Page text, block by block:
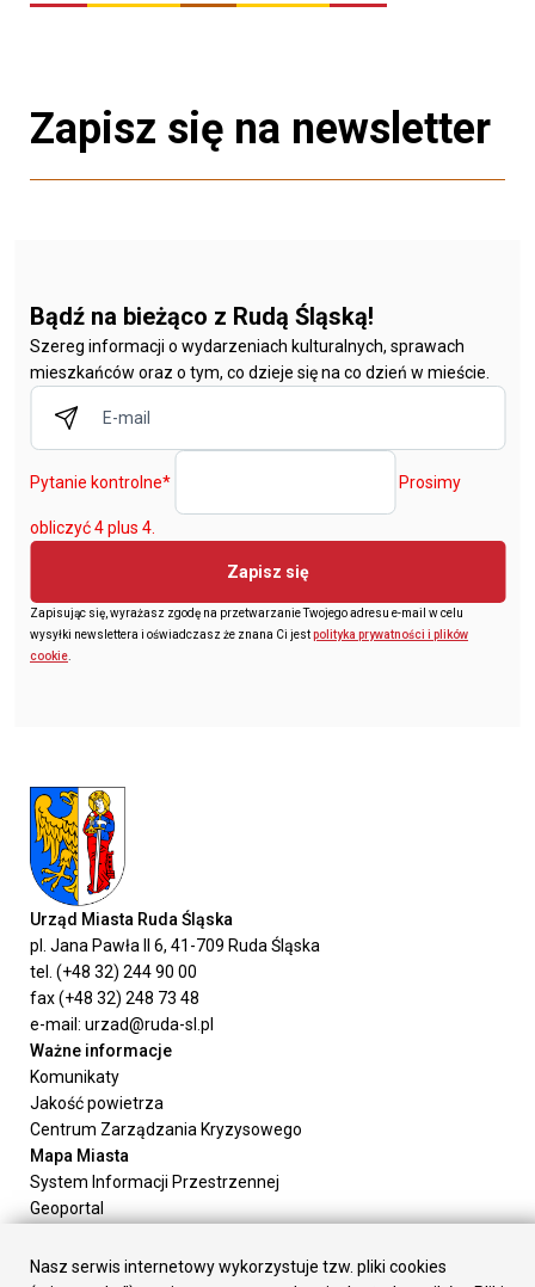
Zapisz się na newsletter
Bądź na bieżąco z Rudą Śląską!
Szereg informacji o wydarzeniach kulturalnych, sprawach
mieszkańców oraz o tym, co dzieje się na co dzień w mieście.
Pytanie kontrolne* Prosimy
obliczyć 4 plus 4.
Zapisz się
Zapisując się, wyrażasz zgodę na przetwarzanie Twojego adresu e-mail w celu
wysyłki newslettera i oświadczasz że znana Ci jestpolityka prywatności i plików
cookie.
Urząd Miasta Ruda Śląska
pl. Jana Pawła II 6, 41-709 Ruda Śląska
tel. (+48 32) 244 90 00
fax (+48 32) 248 73 48
e-mail: urzad@ruda-sl.pl
Ważne informacje
Komunikaty
Jakość powietrza
Centrum Zarządzania Kryzysowego
Mapa Miasta
System Informacji Przestrzennej
Geoportal
Załatw sprawę
Nasz serwis internetowy wykorzystuje tzw. pliki cookies